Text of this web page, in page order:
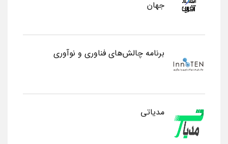
جهان
برنامه چالش‌های فناوری و نوآوری
مدیاتی